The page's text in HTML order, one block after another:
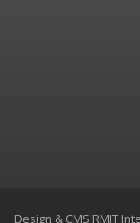
Design & CMS RMIT